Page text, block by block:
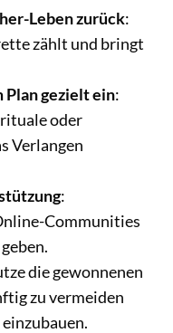
Leben zurück:
zählt und bringt
Plan gezielt ein:
oder
Verlangen
:
Communities
die gewonnenen
zu vermeiden